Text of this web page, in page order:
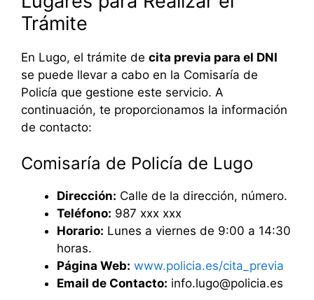
Trámite
En Lugo, el trámite de cita previa para el DNI
se puede llevar a cabo en la Comisaría de
Policía que gestione este servicio. A
continuación, te proporcionamos la información
de contacto:
Comisaría de Policía de Lugo
Dirección: Calle de la dirección, número.
Teléfono: 987 xxx xxx
Horario: Lunes a viernes de 9:00 a 14:30
horas.
Página Web: www.policia.es/cita_previa
Email de Contacto: info.lugo@policia.es